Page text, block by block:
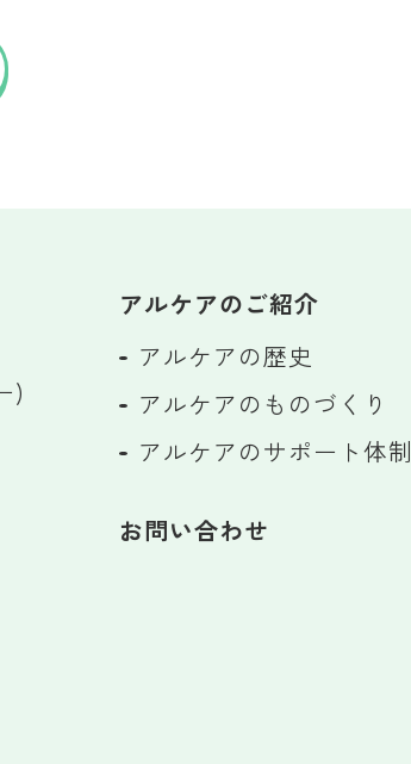
)
アルケアのご紹介
アルケアの歴史
アルケアのものづくり
アルケアのサポート体制
お問い合わせ